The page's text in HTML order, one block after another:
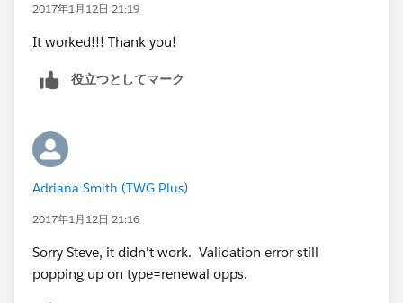
2017年1月12日 21:19
It worked!!! Thank you!
役立つとしてマーク
Adriana Smith (TWG Plus)
2017年1月12日 21:16
Sorry Steve, it didn't work. Validation error still
popping up on type=renewal opps.